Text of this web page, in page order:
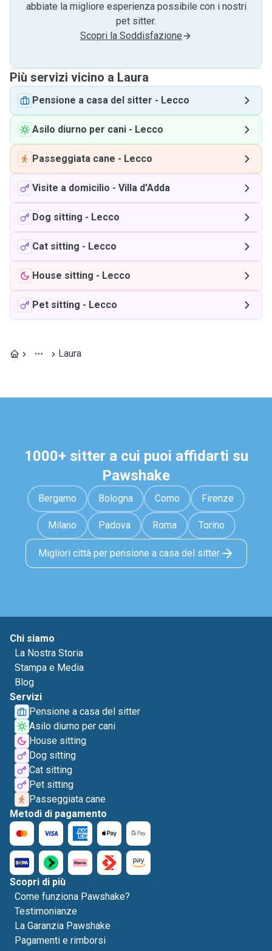
abbiate la migliore esperienza possibile con i nostri
pet sitter.
Scopri la Soddisfazione
Più servizi vicino a Laura
Pensione a casa del sitter - Lecco
Asilo diurno per cani - Lecco
Passeggiata cane - Lecco
Visite a domicilio - Villa d'Adda
Dog sitting - Lecco
Cat sitting - Lecco
House sitting - Lecco
Pet sitting - Lecco
Laura
1000+ sitter a cui puoi affidarti su
Pawshake
Bergamo Bologna Como Firenze
Milano Padova Roma Torino
Migliori città per pensione a casa del sitter
Chi siamo
La Nostra Storia
Stampa e Media
Blog
Servizi
Pensione a casa del sitter
Asilo diurno per cani
House sitting
Dog sitting
Cat sitting
Pet sitting
Passeggiata cane
Metodi di pagamento
Scopri di più
Come funziona Pawshake?
Testimonianze
La Garanzia Pawshake
Pagamenti e rimborsi